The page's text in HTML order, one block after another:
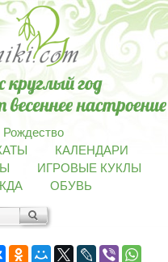
Рождество
КАЛЕНДАРИ
ИГРОВЫЕ КУКЛЫ
ОБУВЬ